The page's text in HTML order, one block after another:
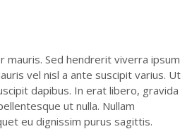
mauris. Sed hendrerit viverra ipsum
vel nisl a ante suscipit varius. Ut
dapibus. In erat libero, gravida
ut nulla. Nullam
eu dignissim purus sagittis.